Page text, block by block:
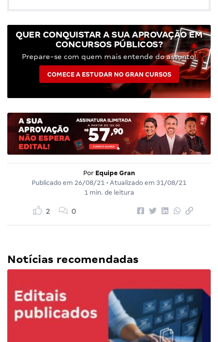
QUER CONQUISTAR A SUA APROVAÇÃO EM
CONCURSOS PÚBLICOS?
Prepare-se com quem mais entende do assunto!
COMECE A ESTUDAR NO GRAN CURSOS
Por Equipe Gran
Publicado em 26/08/21 • Atualizado em 31/08/21
1 min. de leitura
2 0
Notícias recomendadas